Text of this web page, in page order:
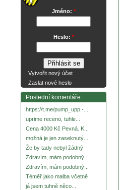
Jméno: *
Heslo: *
Vytvořit nový účet
Zaslat nové heslo
Poslední komentáře
https://t.me/pump_upp -...
uprime receno, tuhle...
Cena 4000 Kč Pevná. K...
možná je jen zaseknutý...
Že by tady nebyl žádný
Zdravím, mám podobný...
Zdravím, mám podobný...
Téměř jako malba včetně
já jsem tuhně něco...